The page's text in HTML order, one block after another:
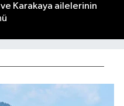
ve Karakaya ailelerinin